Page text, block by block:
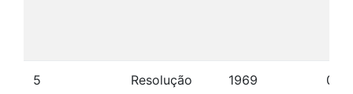
5 Resolução 1969 03/